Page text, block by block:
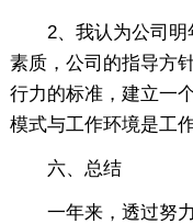
2、我认为公司明
素质，公司的指导方
行力的标准，建立一
模式与工作环境是工
六、总结
一年来，透过努力